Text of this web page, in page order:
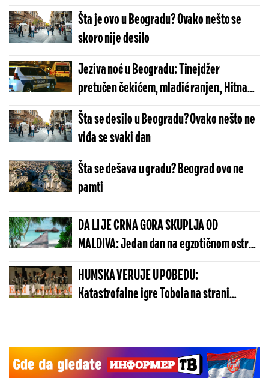
Šta je ovo u Beogradu? Ovako nešto se
skoro nije desilo
Jeziva noć u Beogradu: Tinejdžer
pretučen čekićem, mladić ranjen, Hitna
pomoć intervenisala 114 puta
Šta se desilo u Beogradu? Ovako nešto ne
viđa se svaki dan
Šta se dešava u gradu? Beograd ovo ne
pamti
DA LI JE CRNA GORA SKUPLJA OD
MALDIVA: Jedan dan na egzotičnom ostrvu
može da košta manje nego u Budvi
HUMSKA VERUJE U POBEDU:
Katastrofalne igre Tobola na strani
ulivaju samopouzdanje Partizanu